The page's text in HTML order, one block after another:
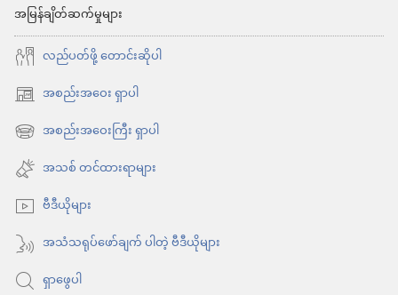
နဲ့
အမြန်ချိတ်ဆက်မှုများ
လည်ပတ်ဖို့ တောင်းဆိုပါ
အစည်းအဝေး ရှာပါ
(window
အသစ်
င့်
နေ
ပါ
တယ်)
အစည်းအဝေးကြီး ရှာပါ
(window
အသစ်
င့်
နေ
ပါ
တယ်)
အသစ် တင်ထားရာများ
ဗီဒီယိုများ
အသံသရုပ်ဖော်ချက် ပါတဲ့ ဗီဒီယိုများ
ရှာဖွေပါ